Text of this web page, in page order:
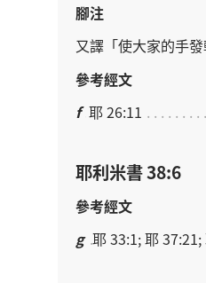
腳注
又譯 「使大家的手
參考經文
f 耶 26:11
耶利米書 38:6
參考經文
g 耶 33:1; 耶